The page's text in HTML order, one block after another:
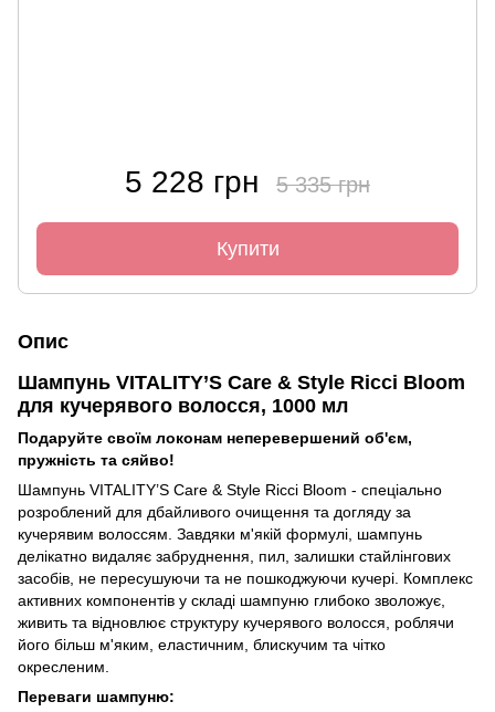
5 228 грн 5 335 грн
Купити
Опис
Шампунь VITALITY’S Care & Style Ricci Bloom
для кучерявого волосся, 1000 мл
Подаруйте своїм локонам неперевершений об'єм,
пружність та сяйво!
Шампунь VITALITY’S Care & Style Ricci Bloom - спеціально
розроблений для дбайливого очищення та догляду за
кучерявим волоссям. Завдяки м'якій формулі, шампунь
делікатно видаляє забруднення, пил, залишки стайлінгових
засобів, не пересушуючи та не пошкоджуючи кучері. Комплекс
активних компонентів у складі шампуню глибоко зволожує,
живить та відновлює структуру кучерявого волосся, роблячи
його більш м'яким, еластичним, блискучим та чітко
окресленим.
Переваги шампуню: